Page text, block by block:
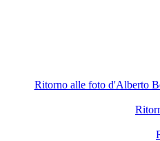
Ritorno alle foto d'Alberto